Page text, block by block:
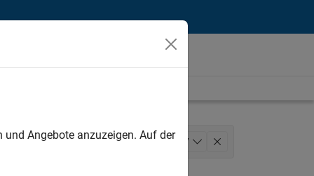
Sales Sales Operations 7
Angebote anzuzeigen. Auf der